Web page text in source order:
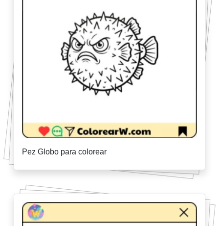
Pez Globo para colorear